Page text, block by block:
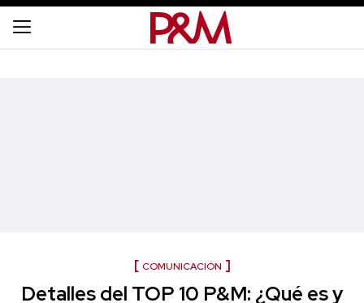
COMUNICACIÓN
Detalles del TOP 10 P&M: ¿Qué es y